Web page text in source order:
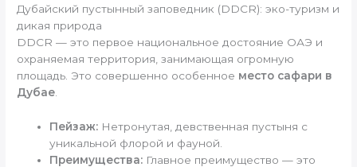
Дубайский пустынный заповедник (DDCR): эко-туризм и
дикая природа
DDCR — это первое национальное достояние ОАЭ и
охраняемая территория, занимающая огромную
площадь. Это совершенно особенное место сафари в
Дубае
Пейзаж: Нетронутая, девственная пустыня с
уникальной флорой и фауной.
Преимущества: Главное преимущество — это